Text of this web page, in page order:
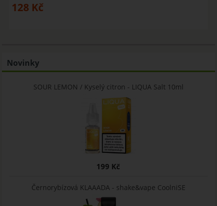
128 Kč
Novinky
SOUR LEMON / Kyselý citron - LIQUA Salt 10ml
199 Kč
Černorybízová KLAAADA - shake&vape CoolniSE